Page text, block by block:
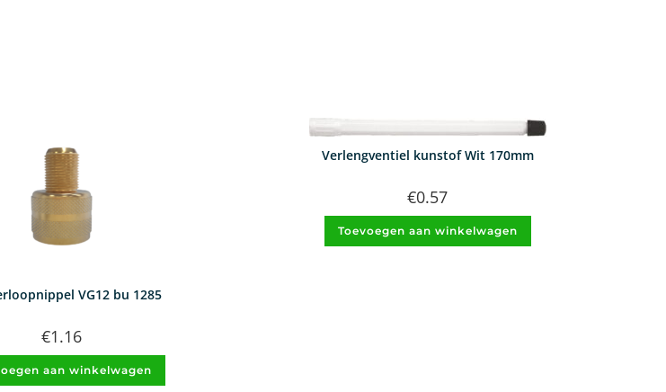
VG12 bu 1285
€1.16
aan winkelwagen
Verlengventiel kunstof Wit 170mm
€0.57
Toevoegen aan winkelwagen